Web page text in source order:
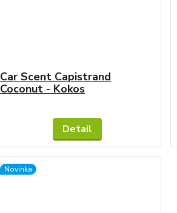
Car Scent Capistrand
Coconut - Kokos
Detail
Novinka